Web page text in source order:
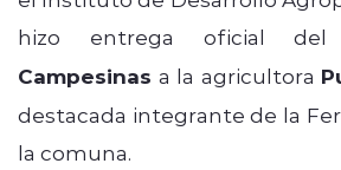
hizo entrega oficial
Campesinas a la agricultora
destacada integrante de la
la comuna.